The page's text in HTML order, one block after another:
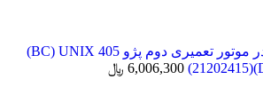
واشر سرسیلندر موتور تعمیری دوم پژو 405 BC) UNIX)
6,006,300 ﷼